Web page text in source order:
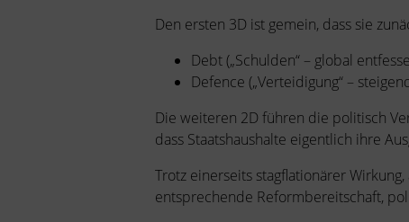
Den ersten 3D ist gemein, dass sie
Debt („Schulden“ – global
Defence („Verteidigung“ –
Die weiteren 2D führen die politisch
dass Staatshaushalte eigentlich ihre
Trotz einerseits stagflationärer
entsprechende Reformbereitschaft,